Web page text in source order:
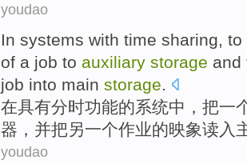
youdao
In systems with time sharing , to
of a job to auxiliary storage and
job into main storage
在具有分时功能的系统中，把一
器 ， 并把另一个作业的映象读 入
youdao